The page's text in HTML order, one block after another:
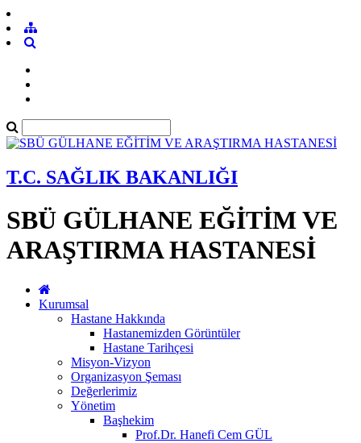
T.C. SAĞLIK BAKANLIĞI
SBÜ GÜLHANE EĞİTİM VE
ARAŞTIRMA HASTANESİ
Kurumsal
Hastane Hakkında
Hastanemizden Görüntüler
Hastane Tarihçesi
Misyon-Vizyon
Organizasyon Şeması
Değerlerimiz
Yönetim
Başhekim
Prof.Dr. Hanefi Cem GÜL